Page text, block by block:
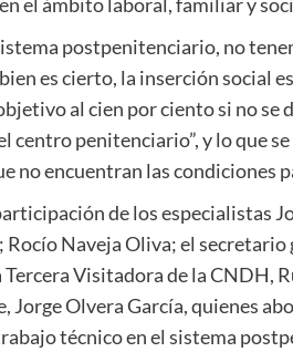
el ámbito laboral, familiar y
postpenitenciario, no
es cierto, la inserción social
al cien por ciento si no
centro penitenciario”, y lo que
no encuentran las condiciones
de los especialistas
Naveja Oliva; el
Visitadora de la CNDH,
Jorge Olvera García, quienes
técnico en el sistema